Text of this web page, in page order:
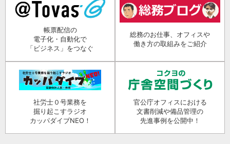
帳票配信の
電子化・自動化で
「ビジネス」をつなぐ
総務のお仕事、オフィスや
働き方の取組みをご紹介
社労士０号業務を
掘り起こすラジオ
カッパダイブNEO！
官公庁オフィスにおける
文書削減や備品管理の
先進事例を公開中！